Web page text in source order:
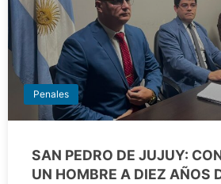
Penales
SAN PEDRO DE JUJUY:
UN HOMBRE A DIEZ AÑOS